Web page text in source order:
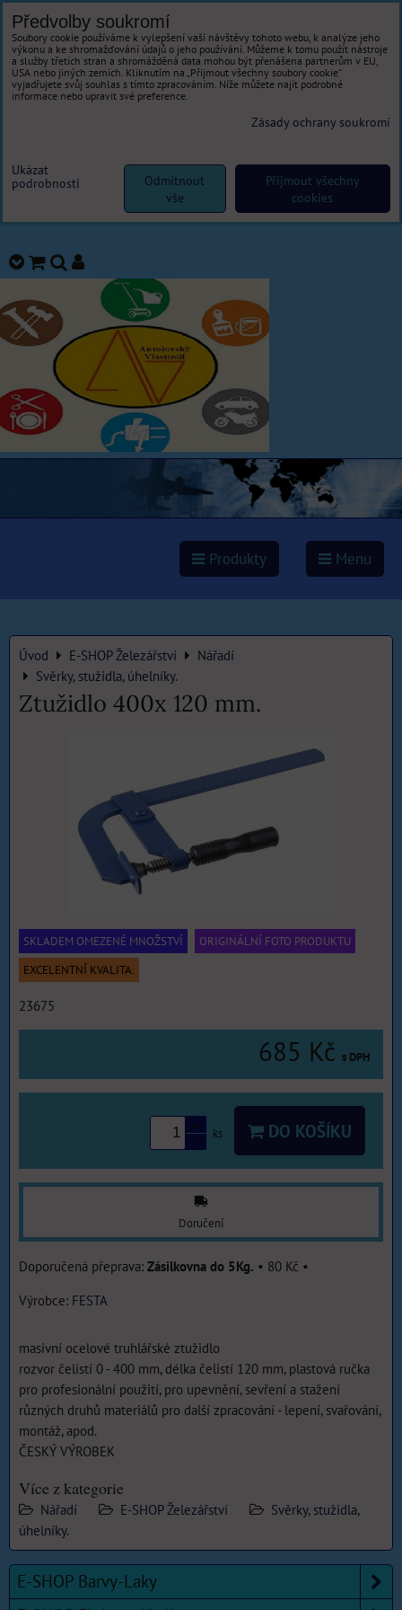
Produkty Menu
Úvod E-SHOP Železářství
Nářadí
Svěrky, stužidla, úhelníky.
Ztužidlo 400x 120 mm.
SKLADEM OMEZENÉ MNOŽSTVÍ
ORIGINÁLNÍ FOTO PRODUKTU
EXCELENTNÍ KVALITA.
23675
685 Kč s DPH
ks DO KOŠÍKU
Doručení
Zásilkovna do 5Kg. • 80 Kč •
Výrobce: FESTA
masivní ocelové truhlářské ztužidlo
rozvor čelistí 0 - 400 mm, délka čelistí 120 mm, plastová ručka
pro profesionální použití, pro upevnění, sevření a stažení
různých druhů materiálů pro další zpracování - lepení, svařování,
montáž, apod.
ČESKÝ VÝROBEK
Více z kategorie
Nářadí E-SHOP Železářství
Svěrky, stužidla,
úhelníky.
E-SHOP Barvy-Laky
Předvolby soukromí
Soubory cookie používáme k vylepšení vaší návštěvy tohoto webu, k analýze jeho
výkonu a ke shromažďování údajů o jeho používání. Můžeme k tomu použít nástroje
a služby třetích stran a shromážděná data mohou být přenášena partnerům v EU,
USA nebo jiných zemích. Kliknutím na „Přijmout všechny soubory cookie“
vyjadřujete svůj souhlas s tímto zpracováním. Níže můžete najít podrobné
informace nebo upravit své preference.
Zásady ochrany soukromí
Ukázat
podrobnosti
Přijmout všechny
cookies
Odmítnout
vše